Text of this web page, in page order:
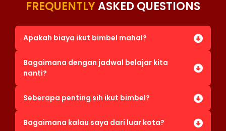
FREQUENTLYASKED QUESTIONS
Apakah biaya ikut bimbel mahal?
Bagaimana dengan jadwal belajar kita
nanti?
Seberapa penting sih ikut bimbel?
Bagaimana kalau saya dari luar kota?